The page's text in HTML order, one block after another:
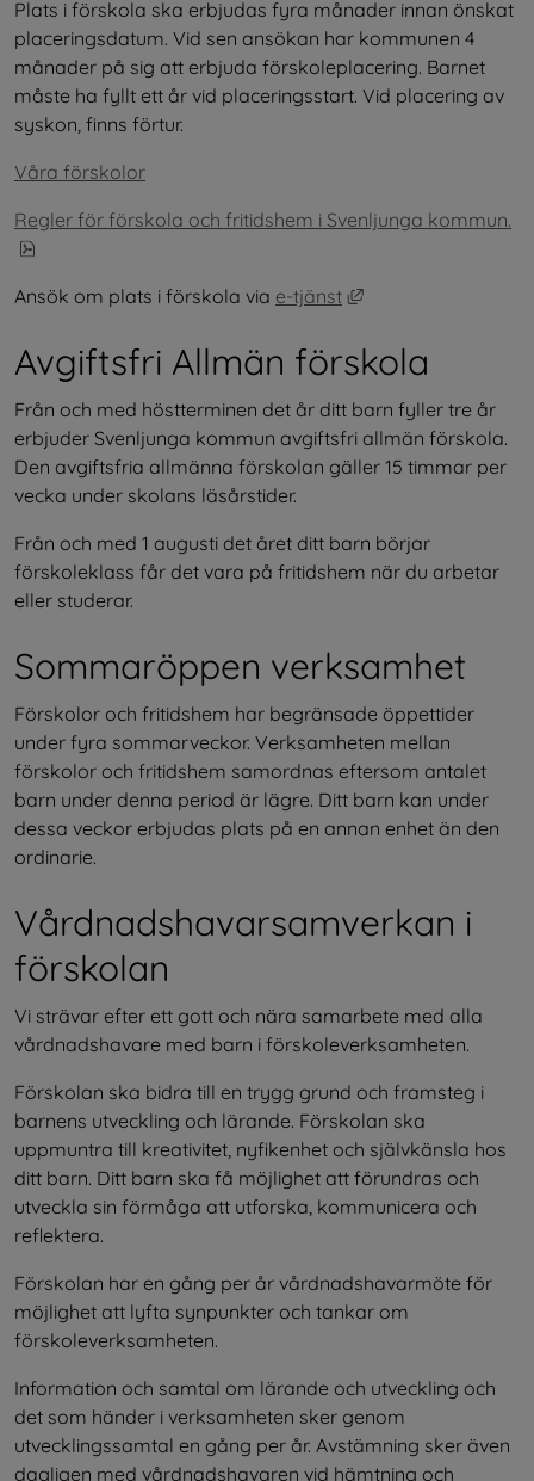
Plats i förskola ska erbjudas fyra månader innan önskat
placeringsdatum. Vid sen ansökan har kommunen 4
månader på sig att erbjuda förskoleplacering. Barnet
måste ha fyllt ett år vid placeringsstart. Vid placering av
syskon, finns förtur.
Våra förskolor
Regler för förskola och fritidshem i Svenljunga kommun.
Ansök om plats i förskola via e-tjänst Länk till annan
Avgiftsfri Allmän förskola
Från och med höstterminen det år ditt barn fyller tre år
erbjuder Svenljunga kommun avgiftsfri allmän förskola.
Den avgiftsfria allmänna förskolan gäller 15 timmar per
vecka under skolans läsårstider.
Från och med 1 augusti det året ditt barn börjar
förskoleklass får det vara på fritidshem när du arbetar
eller studerar.
Sommaröppen verksamhet
Förskolor och fritidshem har begränsade öppettider
under fyra sommarveckor. Verksamheten mellan
förskolor och fritidshem samordnas eftersom antalet
barn under denna period är lägre. Ditt barn kan under
dessa veckor erbjudas plats på en annan enhet än den
ordinarie.
Vårdnadshavarsamverkan i
förskolan
Vi strävar efter ett gott och nära samarbete med alla
vårdnadshavare med barn i förskoleverksamheten.
Förskolan ska bidra till en trygg grund och framsteg i
barnens utveckling och lärande. Förskolan ska
uppmuntra till kreativitet, nyfikenhet och självkänsla hos
ditt barn. Ditt barn ska få möjlighet att förundras och
utveckla sin förmåga att utforska, kommunicera och
reflektera.
Förskolan har en gång per år vårdnadshavarmöte för
möjlighet att lyfta synpunkter och tankar om
förskoleverksamheten.
Information och samtal om lärande och utveckling och
det som händer i verksamheten sker genom
utvecklingssamtal en gång per år. Avstämning sker även
dagligen med vårdnadshavaren vid hämtning och